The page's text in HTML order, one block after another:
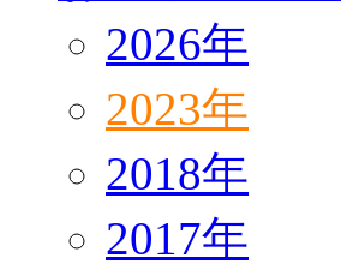
2026年
2023年
2018年
2017年